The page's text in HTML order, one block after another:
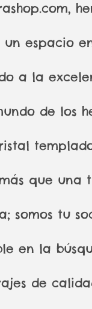
un espacio
a la
de los
que una
somos tu
en la
de